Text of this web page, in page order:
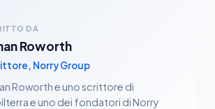
DA
Roworth
Norry Group
Roworth e uno scrittore di
e uno dei fondatori di Norry